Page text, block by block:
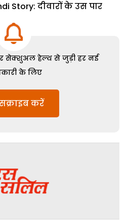
Story: दीवारों के उस पार
सेक्शुअल हेल्थ से जुड़ी हर नई
के लिए
करें